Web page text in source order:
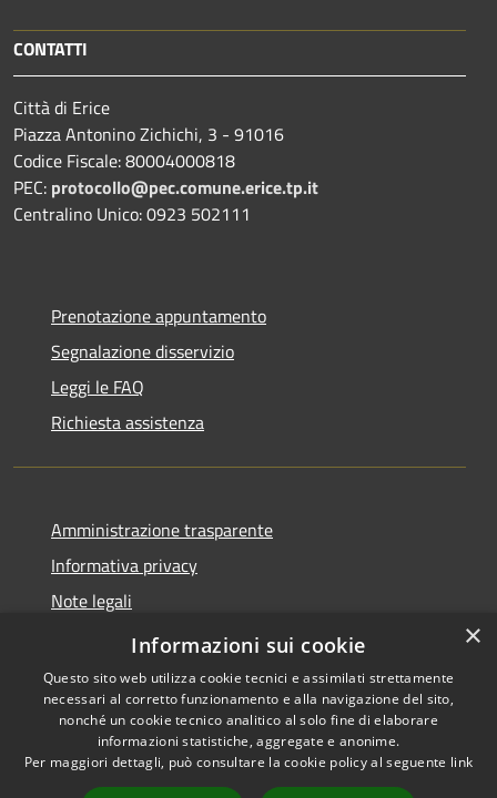
CONTATTI
Città di Erice
Piazza Antonino Zichichi, 3 - 91016
Codice Fiscale: 80004000818
PEC: protocollo@pec.comune.erice.tp.it
Centralino Unico: 0923 502111
Prenotazione appuntamento
Segnalazione disservizio
Leggi le FAQ
Richiesta assistenza
Amministrazione trasparente
Informativa privacy
Note legali
Dichiarazione di accessibilità
Accessibilità
Copyright © 2026 • Città di
Erice • Powered by
×
Informazioni sui cookie
Questo sito web utilizza cookie tecnici e assimilati strettamente
necessari al corretto funzionamento e alla navigazione del sito,
nonché un cookie tecnico analitico al solo fine di elaborare
informazioni statistiche, aggregate e anonime.
Per maggiori dettagli, può consultare la cookie policy al seguente link